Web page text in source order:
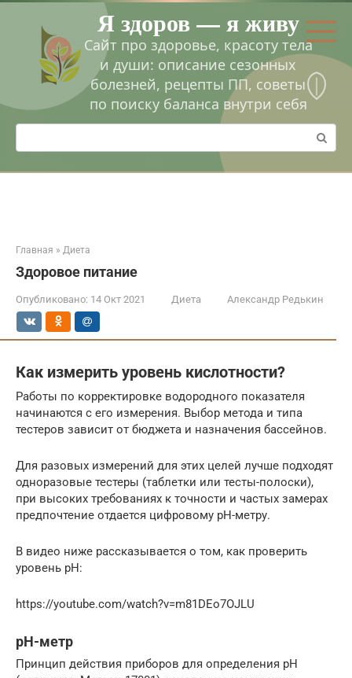
Перейти
контенту
Я здоров — я живу
Сайт про здоровье, красоту тела
и души: описание сезонных
болезней, рецепты ПП, советы
по поиску баланса внутри себя
Поиск:
Главная » Диета
Здоровое питание
Опубликовано: 14 Окт 2021 Диета Александр Редькин
Как измерить уровень кислотности?
Работы по корректировке водородного показателя
начинаются с его измерения. Выбор метода и типа
тестеров зависит от бюджета и назначения бассейнов.
Для разовых измерений для этих целей лучше подходят
одноразовые тестеры (таблетки или тесты-полоски),
при высоких требованиях к точности и частых замерах
предпочтение отдается цифровому рН-метру.
В видео ниже рассказывается о том, как проверить
уровень pH:
https://youtube.com/watch?v=m81DEo7OJLU
рH-метр
Принцип действия приборов для определения рН